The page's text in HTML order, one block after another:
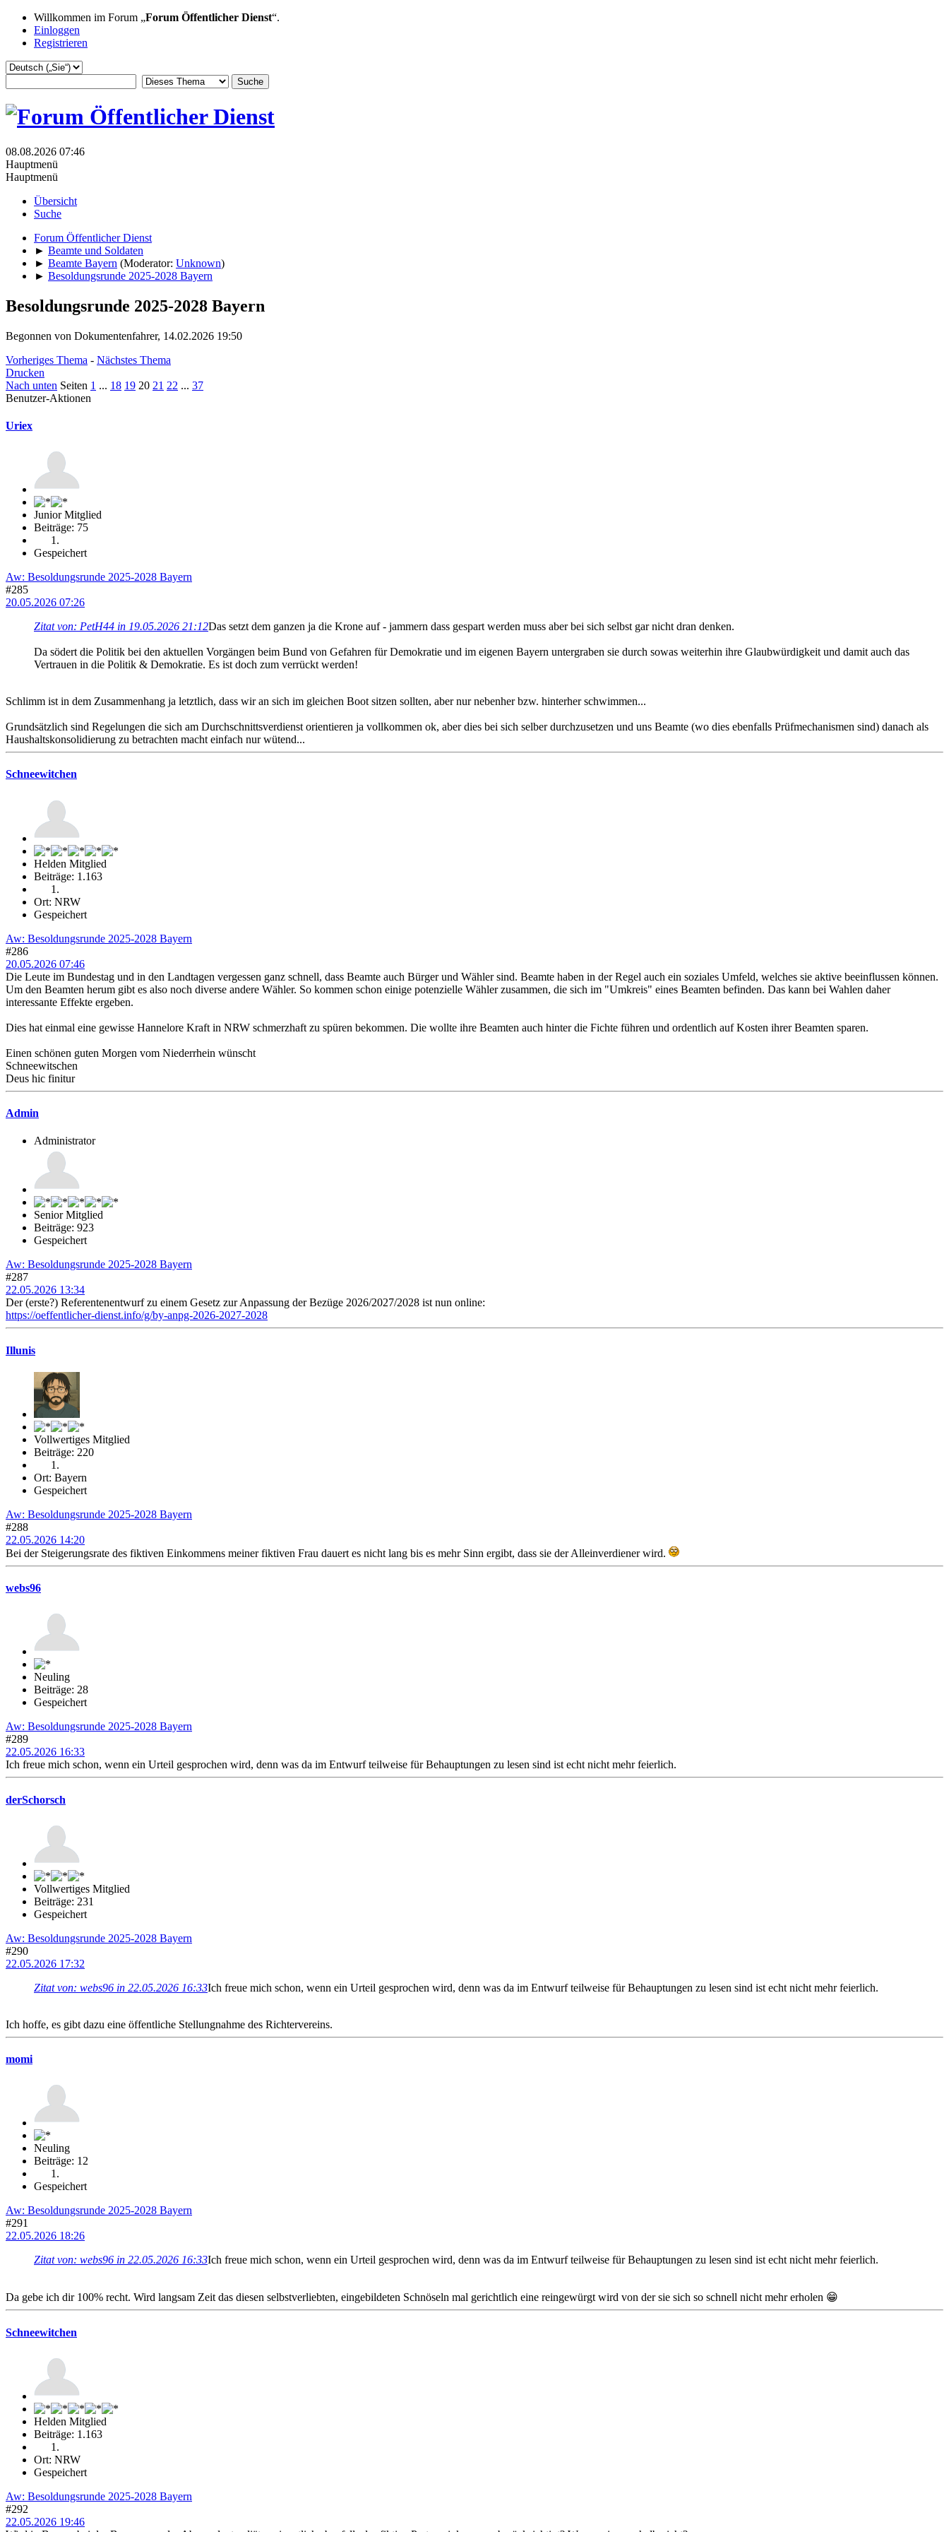
Willkommen im Forum „Forum Öffentlicher Dienst“.
Einloggen
Registrieren
08.08.2026 07:46
Hauptmenü
Hauptmenü
Übersicht
Suche
Forum Öffentlicher Dienst
► Beamte und Soldaten
► Beamte Bayern (Moderator: Unknown)
► Besoldungsrunde 2025-2028 Bayern
Besoldungsrunde 2025-2028 Bayern
Begonnen von Dokumentenfahrer, 14.02.2026 19:50
Vorheriges Thema - Nächstes Thema
Drucken
Nach unten Seiten 1 ... 18 19 20 21 22 ... 37
Benutzer-Aktionen
Uriex
Junior Mitglied
Beiträge: 75
Gespeichert
Aw: Besoldungsrunde 2025-2028 Bayern
#285
20.05.2026 07:26
Zitat von: PetH44 in 19.05.2026 21:12Das setzt dem ganzen ja die Krone auf - jammern dass gespart werden muss aber bei sich selbst gar nicht dran denken.
Da södert die Politik bei den aktuellen Vorgängen beim Bund von Gefahren für Demokratie und im eigenen Bayern untergraben sie durch sowas weiterhin ihre Glaubwürdigkeit und damit auch das
Vertrauen in die Politik & Demokratie. Es ist doch zum verrückt werden!
Schlimm ist in dem Zusammenhang ja letztlich, dass wir an sich im gleichen Boot sitzen sollten, aber nur nebenher bzw. hinterher schwimmen...
Grundsätzlich sind Regelungen die sich am Durchschnittsverdienst orientieren ja vollkommen ok, aber dies bei sich selber durchzusetzen und uns Beamte (wo dies ebenfalls Prüfmechanismen sind) danach als
Haushaltskonsolidierung zu betrachten macht einfach nur wütend...
Schneewitchen
Helden Mitglied
Beiträge: 1.163
Ort: NRW
Gespeichert
Aw: Besoldungsrunde 2025-2028 Bayern
#286
20.05.2026 07:46
Die Leute im Bundestag und in den Landtagen vergessen ganz schnell, dass Beamte auch Bürger und Wähler sind. Beamte haben in der Regel auch ein soziales Umfeld, welches sie aktive beeinflussen können.
Um den Beamten herum gibt es also noch diverse andere Wähler. So kommen schon einige potenzielle Wähler zusammen, die sich im "Umkreis" eines Beamten befinden. Das kann bei Wahlen daher
interessante Effekte ergeben.
Dies hat einmal eine gewisse Hannelore Kraft in NRW schmerzhaft zu spüren bekommen. Die wollte ihre Beamten auch hinter die Fichte führen und ordentlich auf Kosten ihrer Beamten sparen.
Einen schönen guten Morgen vom Niederrhein wünscht
Schneewitschen
Deus hic finitur
Admin
Administrator
Senior Mitglied
Beiträge: 923
Gespeichert
Aw: Besoldungsrunde 2025-2028 Bayern
#287
22.05.2026 13:34
Der (erste?) Referentenentwurf zu einem Gesetz zur Anpassung der Bezüge 2026/2027/2028 ist nun online:
https://oeffentlicher-dienst.info/g/by-anpg-2026-2027-2028
Illunis
Vollwertiges Mitglied
Beiträge: 220
Ort: Bayern
Gespeichert
Aw: Besoldungsrunde 2025-2028 Bayern
#288
22.05.2026 14:20
Bei der Steigerungsrate des fiktiven Einkommens meiner fiktiven Frau dauert es nicht lang bis es mehr Sinn ergibt, dass sie der Alleinverdiener wird.
webs96
Neuling
Beiträge: 28
Gespeichert
Aw: Besoldungsrunde 2025-2028 Bayern
#289
22.05.2026 16:33
Ich freue mich schon, wenn ein Urteil gesprochen wird, denn was da im Entwurf teilweise für Behauptungen zu lesen sind ist echt nicht mehr feierlich.
derSchorsch
Vollwertiges Mitglied
Beiträge: 231
Gespeichert
Aw: Besoldungsrunde 2025-2028 Bayern
#290
22.05.2026 17:32
Zitat von: webs96 in 22.05.2026 16:33Ich freue mich schon, wenn ein Urteil gesprochen wird, denn was da im Entwurf teilweise für Behauptungen zu lesen sind ist echt nicht mehr feierlich.
Ich hoffe, es gibt dazu eine öffentliche Stellungnahme des Richtervereins.
momi
Neuling
Beiträge: 12
Gespeichert
Aw: Besoldungsrunde 2025-2028 Bayern
#291
22.05.2026 18:26
Zitat von: webs96 in 22.05.2026 16:33Ich freue mich schon, wenn ein Urteil gesprochen wird, denn was da im Entwurf teilweise für Behauptungen zu lesen sind ist echt nicht mehr feierlich.
Da gebe ich dir 100% recht. Wird langsam Zeit das diesen selbstverliebten, eingebildeten Schnöseln mal gerichtlich eine reingewürgt wird von der sie sich so schnell nicht mehr erholen 😁
Schneewitchen
Helden Mitglied
Beiträge: 1.163
Ort: NRW
Gespeichert
Aw: Besoldungsrunde 2025-2028 Bayern
#292
22.05.2026 19:46